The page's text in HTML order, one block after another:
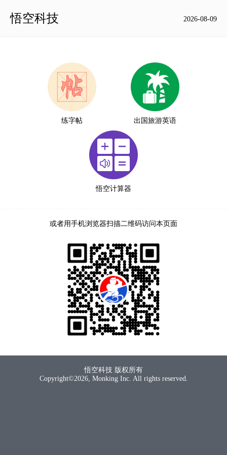
悟空科技 2026-08-09
练字帖 出国旅游英语
悟空计算器
或者用手机浏览器扫描二维码访问本页面
悟空科技 版权所有
Copyright©2026, Monking Inc. All rights reserved.